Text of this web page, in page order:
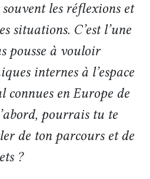
les réflexions et
situations. C’est l’une
pousse à vouloir
internes à l’espace
connues en Europe de
pourrais tu te
de ton parcours et de
?